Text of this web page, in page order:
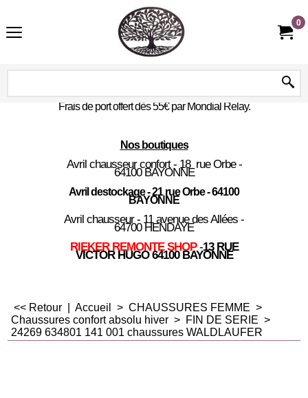
0
Frais de port offert dès 55€ par Mondial Relay.
Nos boutiques
Avril chausseur confort - 18 rue Orbe -
64100 BAYONNE
Avril destockage - 21 rue Orbe - 64100
BAYONNE
Avril chausseur - 11 avenue des Allées -
64700 HENDAYE
RIEKER REMONTE SHOP -13 RUE
VICTOR HUGO 64100 BAYONNE
<< Retour Accueil > CHAUSSURES FEMME >
Chaussures confort absolu hiver > FIN DE SERIE >
24269 634801 141 001 chaussures WALDLAUFER